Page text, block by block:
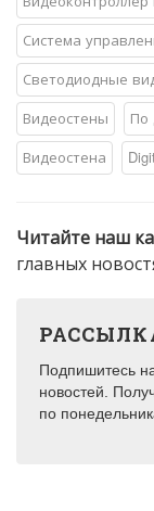
Система
Светодиодные
Видеостены
По
Видеостена
Читайте наш
главных
Подпишитесь
новостей.
по